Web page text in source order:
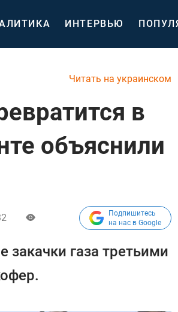
ИНТЕРВЬЮ
Читать на украинском
в
объяснили
Подпишитесь
на нас в Google
газа третьими